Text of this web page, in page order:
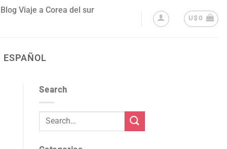
Blog Viaje a Corea del sur
U$0
ESPAÑOL
Search